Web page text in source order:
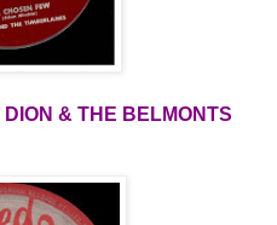
DION & THE BELMONTS